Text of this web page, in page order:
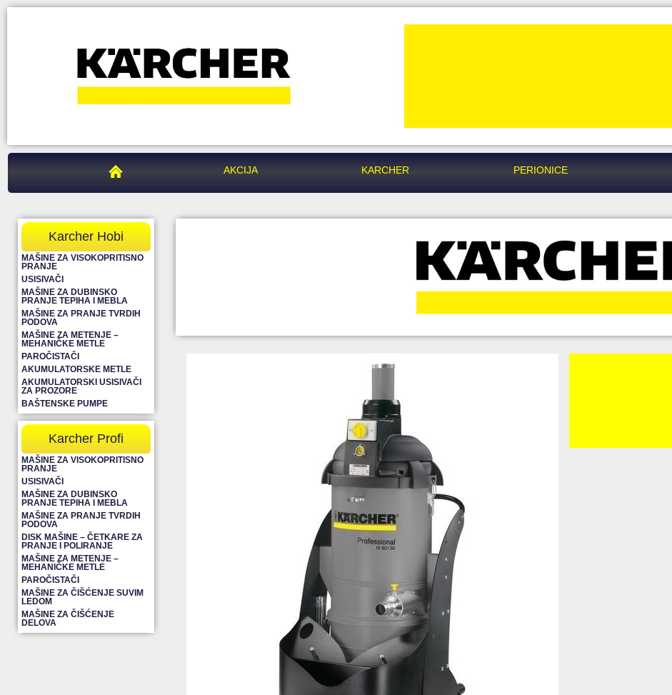
PEGAZ CENTAR AKCIJA KARCHER PERIONICE
Karcher Hobi
MAŠINE ZA VISOKOPRITISNO
PRANJE
USISIVAČI
MAŠINE ZA DUBINSKO
PRANJE TEPIHA I MEBLA
MAŠINE ZA PRANJE TVRDIH
PODOVA
MAŠINE ZA METENJE –
MEHANIČKE METLE
PAROČISTAČI
AKUMULATORSKE METLE
AKUMULATORSKI USISIVAČI
ZA PROZORE
BAŠTENSKE PUMPE
Karcher Profi
MAŠINE ZA VISOKOPRITISNO
PRANJE
USISIVAČI
MAŠINE ZA DUBINSKO
PRANJE TEPIHA I MEBLA
MAŠINE ZA PRANJE TVRDIH
PODOVA
DISK MAŠINE – ČETKARE ZA
PRANJE I POLIRANJE
MAŠINE ZA METENJE –
MEHANIČKE METLE
PAROČISTAČI
MAŠINE ZA ČIŠĆENJE SUVIM
LEDOM
MAŠINE ZA ČIŠĆENJE
DELOVA